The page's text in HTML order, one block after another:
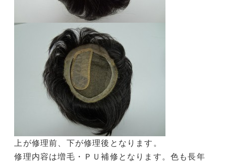
上が修理前、下が修理後となります。
修理内容は増毛・ＰＵ補修となります。色も長年